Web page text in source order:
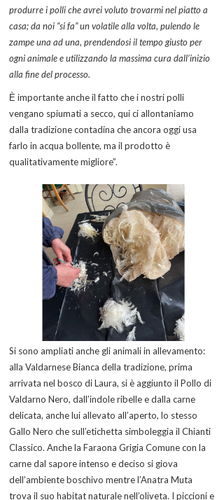
produrre i polli che avrei voluto trovarmi nel piatto a
casa; da noi “si fa” un volatile alla volta, pulendo le
zampe una ad una, prendendosi il tempo giusto per
ogni animale e utilizzando la massima cura dall’inizio
alla fine del processo.
Ѐ importante anche il fatto che i nostri polli
vengano spiumati a secco, qui ci allontaniamo
dalla tradizione contadina che ancora oggi usa
farlo in acqua bollente, ma il prodotto è
qualitativamente migliore”.
Si sono ampliati anche gli animali in allevamento:
alla Valdarnese Bianca della tradizione, prima
arrivata nel bosco di Laura, si è aggiunto il Pollo di
Valdarno Nero, dall’indole ribelle e dalla carne
delicata, anche lui allevato all’aperto, lo stesso
Gallo Nero che sull’etichetta simboleggia il Chianti
Classico. Anche la Faraona Grigia Comune con la
carne dal sapore intenso e deciso si giova
dell’ambiente boschivo mentre l’Anatra Muta
trova il suo habitat naturale nell’oliveta. I piccioni e